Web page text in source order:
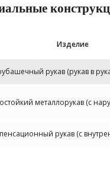
Изделие
рукав (рукав в
металлорукав (с
рукав (с